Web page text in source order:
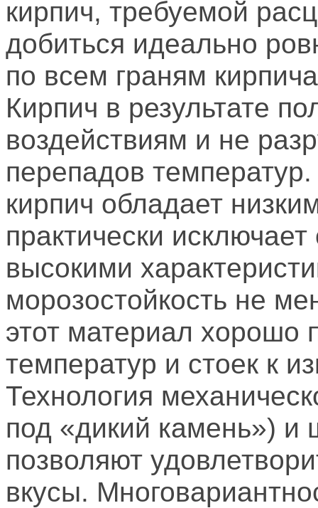
кирпич, требуемой
добиться идеально
по всем граням
Кирпич в результате
воздействиям и не
перепадов
кирпич обладает
практически
высокими
морозостойкость не
этот материал хорошо
температур и стоек к
Технология
под «дикий камень») и
позволяют
вкусы.